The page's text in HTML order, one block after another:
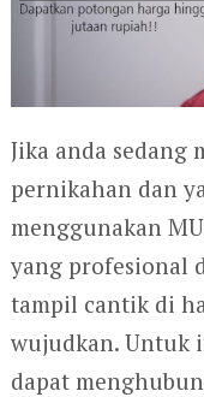
Jika anda sedang
pernikahan dan
menggunakan
yang profesional
tampil cantik di
wujudkan. Untuk
dapat